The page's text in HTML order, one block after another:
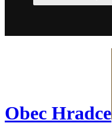
Obec Hradce